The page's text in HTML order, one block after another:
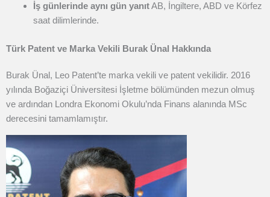
İş günlerinde aynı gün yanıtAB, İngiltere, ABD ve Körfez
saat dilimlerinde.
Türk Patent ve Marka Vekili Burak Ünal Hakkında
Burak Ünal, Leo Patent’te marka vekili ve patent vekilidir. 2016
yılında Boğaziçi Üniversitesi İşletme bölümünden mezun olmuş
ve ardından Londra Ekonomi Okulu’nda Finans alanında MSc
derecesini tamamlamıştır.